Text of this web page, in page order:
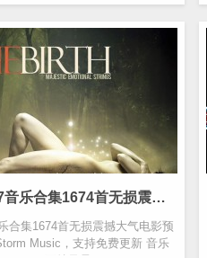
哥特风暴01-37音乐合集1674首无损震撼大气电影预告片配乐Gothic Storm Music，支持免费更新
合集1674首无损震撼大气电影预
Music，支持免费更新 音乐